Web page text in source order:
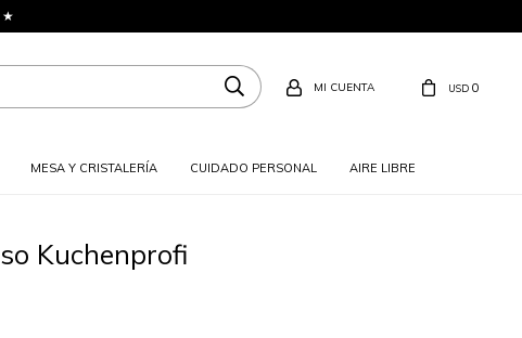
MESA Y CRISTALERÍA CUIDADO PERSONAL AIRE LIBRE
USD 0
Kuchenprofi